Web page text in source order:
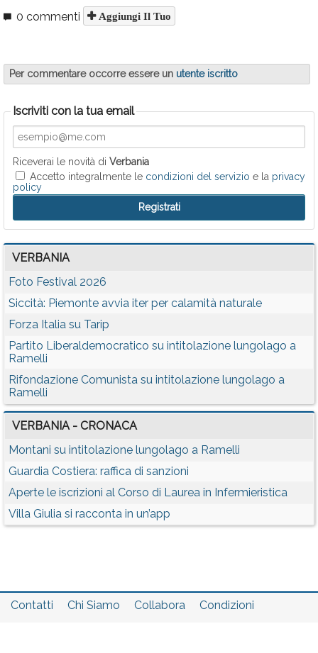
0 commenti Aggiungi Il Tuo
Per commentare occorre essere un utente iscritto
Iscriviti con la tua email
Riceverai le novità di Verbania
Accetto integralmente le condizioni del servizio e la privacy
policy
VERBANIA
Foto Festival 2026
Siccità: Piemonte avvia iter per calamità naturale
Forza Italia su Tarip
Partito Liberaldemocratico su intitolazione lungolago a
Ramelli
Rifondazione Comunista su intitolazione lungolago a
Ramelli
VERBANIA - CRONACA
Montani su intitolazione lungolago a Ramelli
Guardia Costiera: raffica di sanzioni
Aperte le iscrizioni al Corso di Laurea in Infermieristica
Villa Giulia si racconta in un’app
Contatti Chi Siamo Collabora
Condizioni